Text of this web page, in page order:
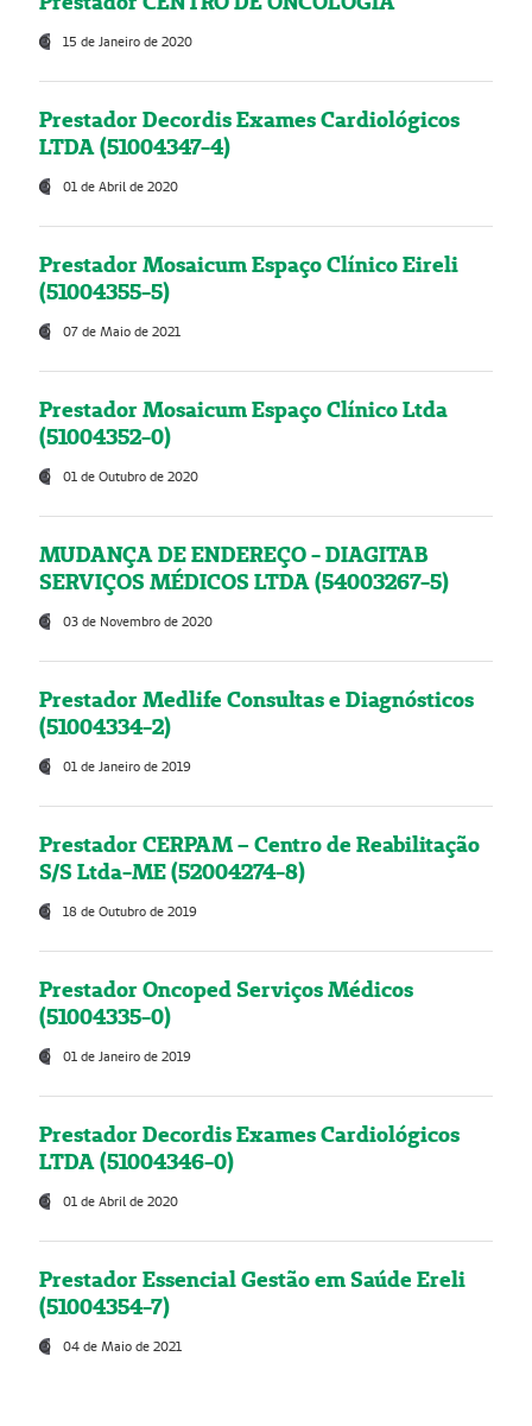
15 de Janeiro de 2020
Prestador Decordis Exames Cardiológicos
LTDA (51004347-4)
01 de Abril de 2020
Prestador Mosaicum Espaço Clínico Eireli
(51004355-5)
07 de Maio de 2021
Prestador Mosaicum Espaço Clínico Ltda
(51004352-0)
01 de Outubro de 2020
MUDANÇA DE ENDEREÇO - DIAGITAB
SERVIÇOS MÉDICOS LTDA (54003267-5)
03 de Novembro de 2020
Prestador Medlife Consultas e Diagnósticos
(51004334-2)
01 de Janeiro de 2019
Prestador CERPAM – Centro de Reabilitação
S/S Ltda-ME (52004274-8)
18 de Outubro de 2019
Prestador Oncoped Serviços Médicos
(51004335-0)
01 de Janeiro de 2019
Prestador Decordis Exames Cardiológicos
LTDA (51004346-0)
01 de Abril de 2020
Prestador Essencial Gestão em Saúde Ereli
(51004354-7)
04 de Maio de 2021